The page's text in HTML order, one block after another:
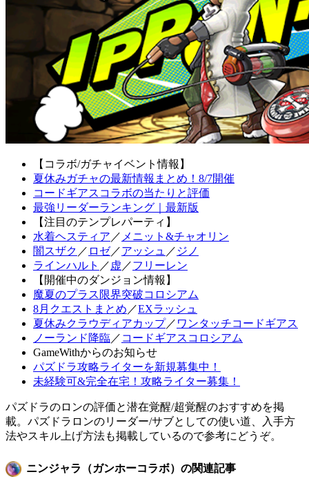
【コラボ/ガチャイベント情報】
夏休みガチャの最新情報まとめ！8/7開催
コードギアスコラボの当たりと評価
最強リーダーランキング｜最新版
【注目のテンプレパーティ】
水着ヘスティア ／ メニット&チャオリン
闇スザク ／ ロゼ／アッシュ ／ ジノ
ラインハルト ／ 虚 ／フリーレン
【開催中のダンジョン情報】
魔夏のプラス限界突破コロシアム
8月クエストまとめ ／EXラッシュ
夏休みクラウディアカップ／ ワンタッチコードギアス
ノーランド降臨／ コードギアスコロシアム
GameWithからのお知らせ
パズドラ攻略ライターを新規募集中！
未経験可&完全在宅！攻略ライター募集！
パズドラのロンの評価と潜在覚醒/超覚醒のおすすめを掲
載。パズドラロンのリーダー/サブとしての使い道、入手方
法やスキル上げ方法も掲載しているので参考にどうぞ。
ニンジャラ（ガンホーコラボ）の関連記事